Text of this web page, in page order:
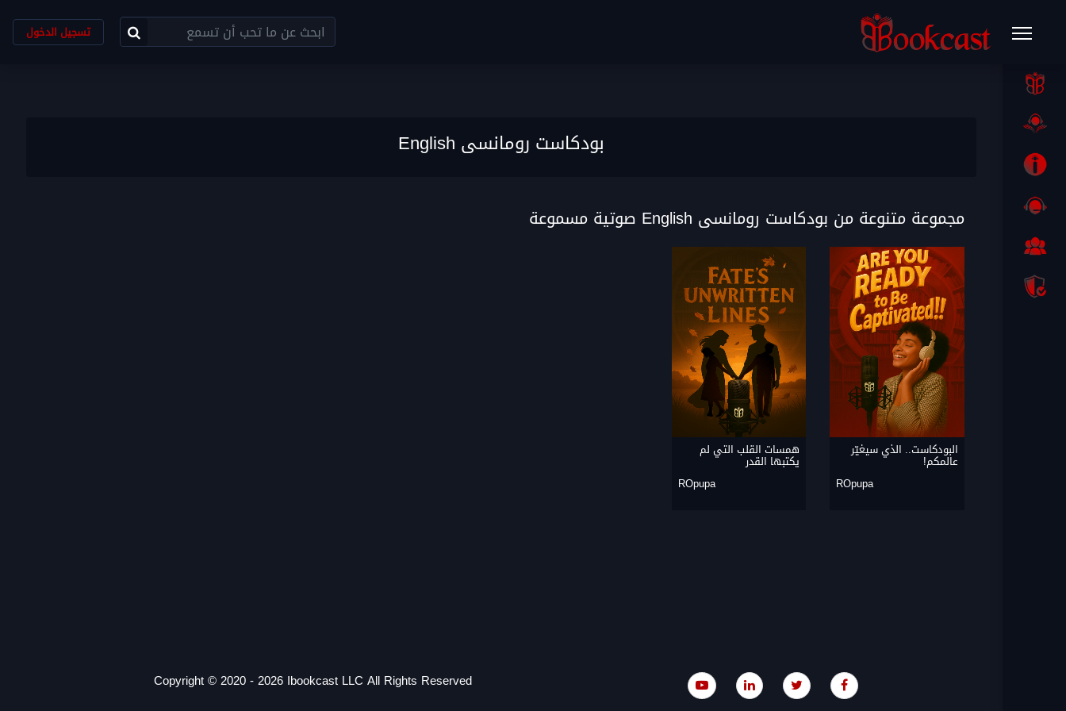
تسجيل الدخول
بودكاست رومانسى English
مجموعة متنوعة من بودكاست رومانسى English صوتية مسموعة
البودكاست.. الذي سيغيّر
عالمكم!
ROpupa
همسات القلب التي لم
يكتبها القدر
ROpupa
Copyright © 2020 - 2026 Ibookcast LLC All Rights Reserved